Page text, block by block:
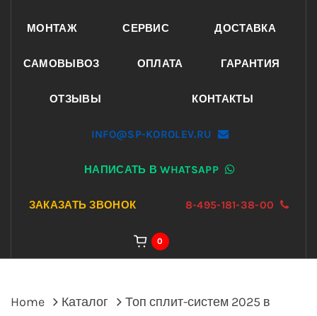
МОНТАЖ СЕРВИС ДОСТАВКА
САМОВЫВОЗ ОПЛАТА ГАРАНТИЯ
ОТЗЫВЫ КОНТАКТЫ
INFO@SP-KOROLEV.RU
НАПИСАТЬ В WHATSAPP
ЗАКАЗАТЬ ЗВОНОК 8-495-181-38-00
0
Home Каталог
Топ сплит-систем 2025 в